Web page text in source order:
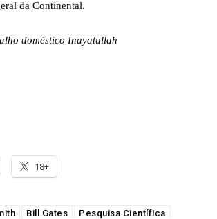
da Continental.
doméstico Inayatullah
18+
Bill Gates Pesquisa Científica